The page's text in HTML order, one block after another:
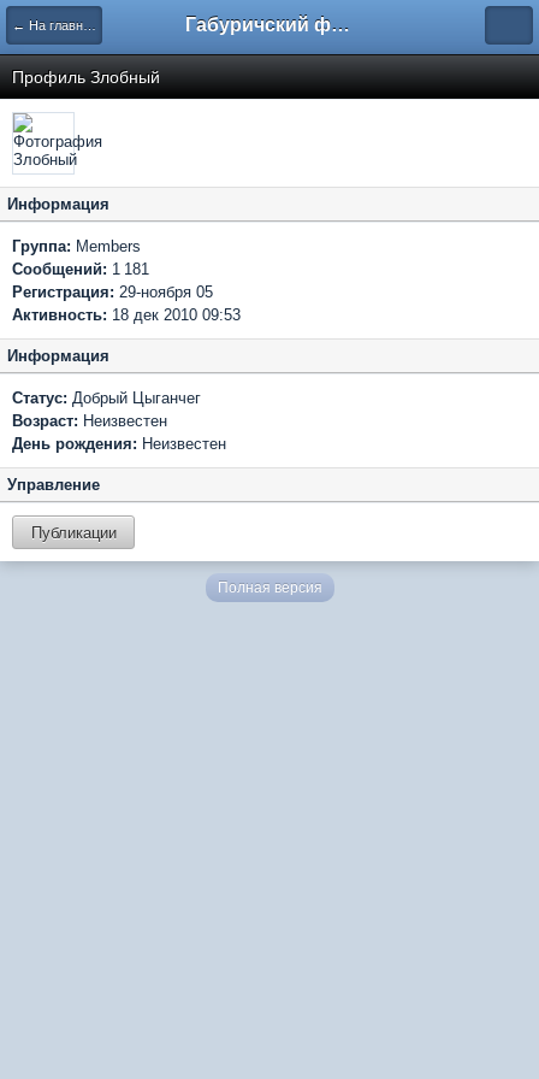
← На главную Габуричский форум
Профиль Злобный
Информация
Группа: Members
Сообщений: 1 181
Регистрация: 29-ноября 05
Активность: 18 дек 2010 09:53
Информация
Статус: Добрый Цыганчег
Возраст: Неизвестен
День рождения: Неизвестен
Управление
Публикации
Полная версия